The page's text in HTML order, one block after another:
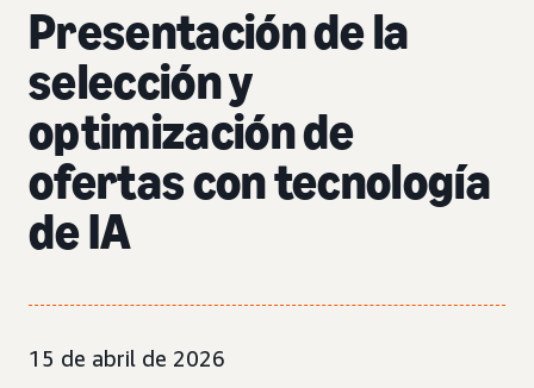
Presentación de la
selección y
optimización de
ofertas con tecnología
de IA
15 de abril de 2026